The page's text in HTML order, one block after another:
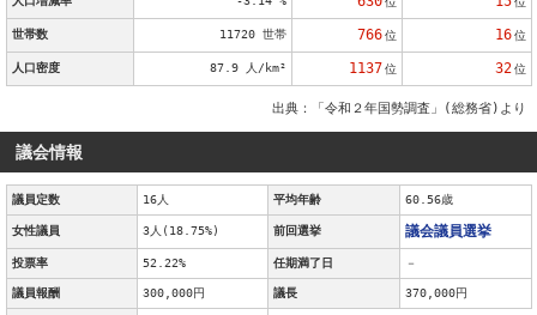
世帯数 11720 世帯 766 位 16 位
人口密度 87.9 人/km² 1137 位 32 位
出典：「令和２年国勢調査」(総務省)より
議会情報
議員定数 16人 平均年齢 60.56歳
女性議員 3人(18.75%) 前回選挙 議会議員選挙
投票率 52.22% 任期満了日 －
議員報酬 300,000円 議長 370,000円